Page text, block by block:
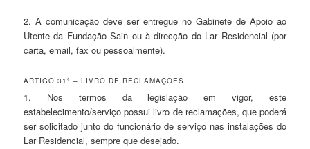
2. A comunicação deve ser entregue no Gabinete de Apoio ao
Utente da Fundação Sain ou à direcção do Lar Residencial (por
carta, email, fax ou pessoalmente).
ARTIGO 31º – LIVRO DE RECLAMAÇÕES
1. Nos termos da legislação em vigor, este
estabelecimento/serviço possui livro de reclamações, que poderá
ser solicitado junto do funcionário de serviço nas instalações do
Lar Residencial, sempre que desejado.